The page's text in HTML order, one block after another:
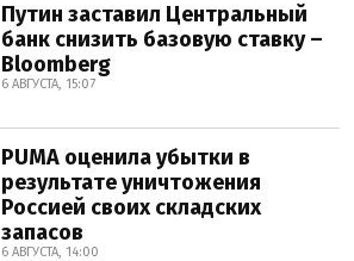
Путин заставил Центральный
банк снизить базовую ставку –
Bloomberg
6 АВГУСТА, 15:07
PUMA оценила убытки в
результате уничтожения
Россией своих складских
запасов
6 АВГУСТА, 14:00